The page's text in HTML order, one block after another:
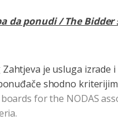
da ponudi / The
je usluga izrade
shodno
for the NODAS